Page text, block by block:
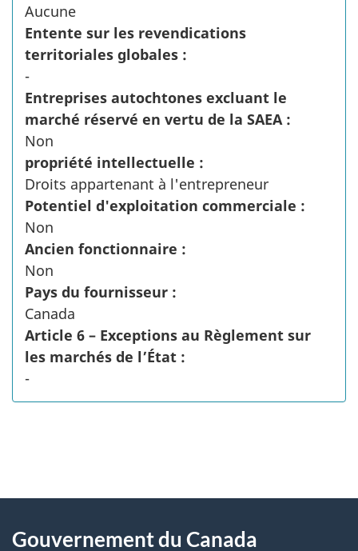
Aucune
Entente sur les revendications
territoriales globales :
-
Entreprises autochtones excluant le
marché réservé en vertu de la SAEA :
Non
propriété intellectuelle :
Droits appartenant à l'entrepreneur
Potentiel d'exploitation commerciale :
Non
Ancien fonctionnaire :
Non
Pays du fournisseur :
Canada
Article 6 – Exceptions au Règlement sur
les marchés de l’État :
-
D
propos
Gouvernement du Canada